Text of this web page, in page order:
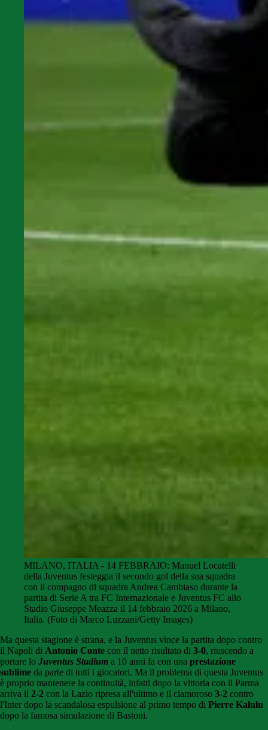
MILANO, ITALIA - 14 FEBBRAIO: Manuel Locatelli
della Juventus festeggia il secondo gol della sua squadra
con il compagno di squadra Andrea Cambiaso durante la
partita di Serie A tra FC Internazionale e Juventus FC allo
Stadio Giuseppe Meazza il 14 febbraio 2026 a Milano,
Italia. (Foto di Marco Luzzani/Getty Images)
Ma questa stagione è strana, e la Juventus vince la partita dopo contro
il Napoli di Antonio Conte con il netto risultato di 3-0, riuscendo a
portare lo Juventus Stadium a 10 anni fa con una prestazione
sublime da parte di tutti i giocatori. Ma il problema di questa Juventus
è proprio mantenere la continuità, infatti dopo la vittoria con il Parma
arriva il 2-2 con la Lazio ripresa all'ultimo e il clamoroso 3-2 contro
l'Inter dopo la scandalosa espulsione al primo tempo di Pierre Kalulu
dopo la famosa simulazione di Bastoni.